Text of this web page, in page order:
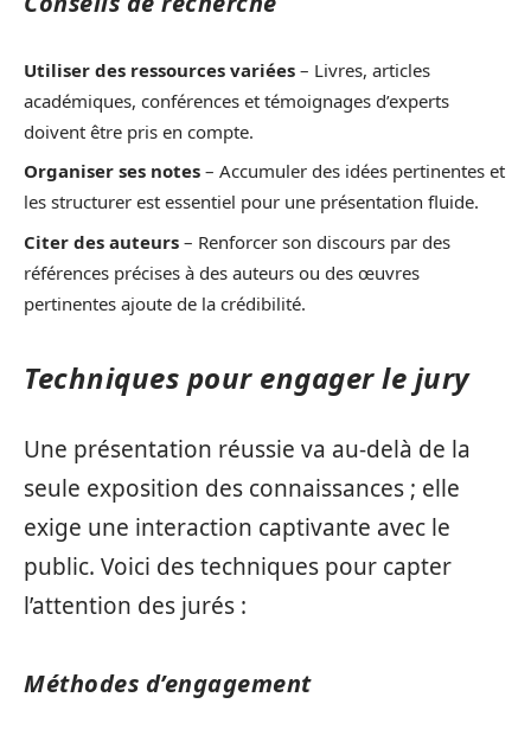
Utiliser des ressources variées – Livres, articles
académiques, conférences et témoignages d’experts
doivent être pris en compte.
Organiser ses notes – Accumuler des idées pertinentes et
les structurer est essentiel pour une présentation fluide.
Citer des auteurs – Renforcer son discours par des
références précises à des auteurs ou des œuvres
pertinentes ajoute de la crédibilité.
Techniques pour engager le jury
Une présentation réussie va au-delà de la
seule exposition des connaissances ; elle
exige une interaction captivante avec le
public. Voici des techniques pour capter
l’attention des jurés :
Méthodes d’engagement